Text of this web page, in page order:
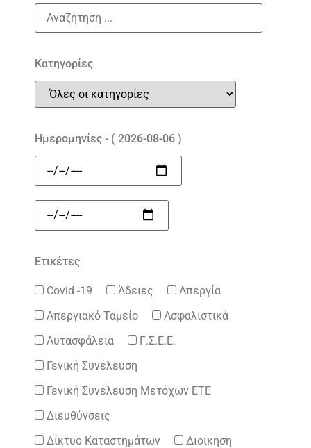
Κατηγορίες
Ημερομηνίες - ( 2026-08-06 )
Ετικέτες
Covid -19 Άδειες
Απεργία
Απεργιακό Ταμείο
Ασφαλιστικά
Αυτασφάλεια
Γ.Σ.Ε.Ε.
Γενική Συνέλευση
Γενική Συνέλευση Μετόχων ΕΤΕ
Διευθύνσεις
Δίκτυο Καταστημάτων
Διοίκηση